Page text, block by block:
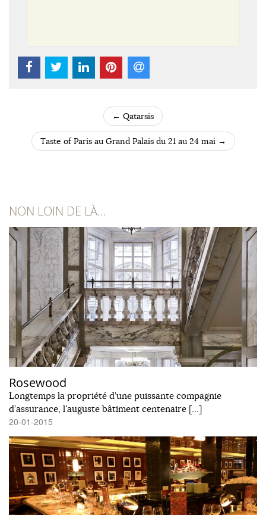
POST NAVIGATION
← Qatarsis
Taste of Paris au Grand Palais du 21 au 24 mai →
NON LOIN DE LÀ…
Rosewood
Longtemps la propriété d’une puissante compagnie
d’assurance, l'auguste bâtiment centenaire […]
20-01-2015